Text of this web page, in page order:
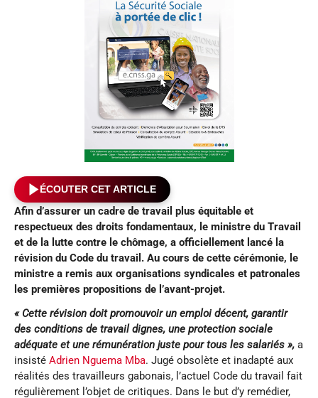
ÉCOUTER CET ARTICLE
Afin d’assurer un cadre de travail plus équitable et
respectueux des droits fondamentaux, le ministre du Travail
et de la lutte contre le chômage, a officiellement lancé la
révision du Code du travail. Au cours de cette cérémonie, le
ministre a remis aux organisations syndicales et patronales
les premières propositions de l’avant-projet.
« Cette révision doit promouvoir un emploi décent, garantir
des conditions de travail dignes, une protection sociale
adéquate et une rémunération juste pour tous les salariés », a
insisté Adrien Nguema Mba. Jugé obsolète et inadapté aux
réalités des travailleurs gabonais, l’actuel Code du travail fait
régulièrement l’objet de critiques. Dans le but d’y remédier,